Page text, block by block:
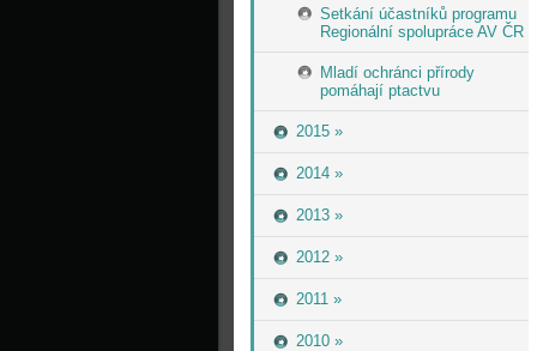
Setkání účastníků programu
Regionální spolupráce AV ČR
Mladí ochránci přírody
pomáhají ptactvu
2015 »
2014 »
2013 »
2012 »
2011 »
2010 »